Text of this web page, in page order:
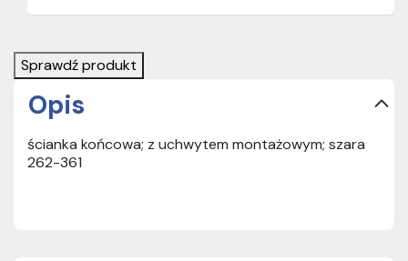
Sprawdź produkt
Opis
ścianka końcowa; z uchwytem montażowym; szara
262-361